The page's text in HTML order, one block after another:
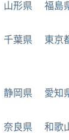
山形県 福島
千葉県
東京
静岡県 愛知
奈良県 和歌